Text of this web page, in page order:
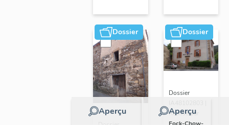
Dossier
Aperçu
Dossier
Aperçu
Dossier
Réalisé par
Fock-Chow-